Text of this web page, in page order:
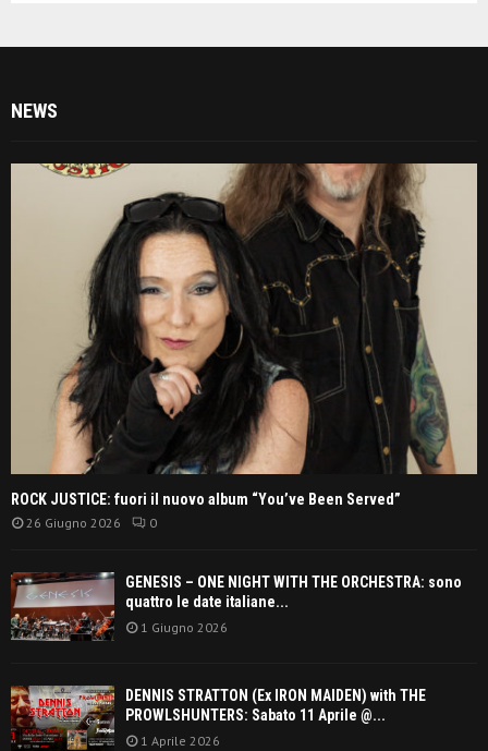
NEWS
ROCK JUSTICE: fuori il nuovo album “You’ve Been Served”
26 Giugno 2026 0
GENESIS – ONE NIGHT WITH THE ORCHESTRA: sono
quattro le date italiane...
1 Giugno 2026
DENNIS STRATTON (Ex IRON MAIDEN) with THE
PROWLSHUNTERS: Sabato 11 Aprile @...
1 Aprile 2026